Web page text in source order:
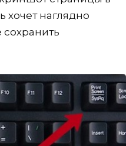
хочет наглядно